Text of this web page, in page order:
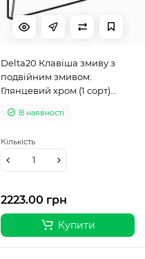
Delta20 Клавіша змиву з
подвійним змивом:
Глянцевий хром (1 сорт)
В наявності
2223.00 грн
Кількість
Купити